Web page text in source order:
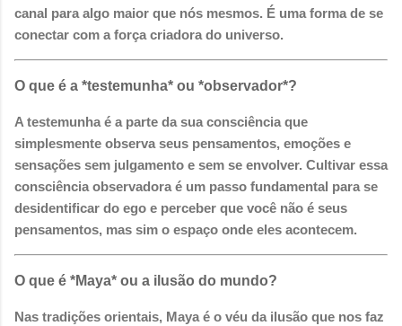
canal para algo maior que nós mesmos. É uma forma de se
conectar com a força criadora do universo.
O que é a *testemunha* ou *observador*?
A testemunha é a parte da sua consciência que
simplesmente observa seus pensamentos, emoções e
sensações sem julgamento e sem se envolver. Cultivar essa
consciência observadora é um passo fundamental para se
desidentificar do ego e perceber que você não é seus
pensamentos, mas sim o espaço onde eles acontecem.
O que é *Maya* ou a ilusão do mundo?
Nas tradições orientais, Maya é o véu da ilusão que nos faz